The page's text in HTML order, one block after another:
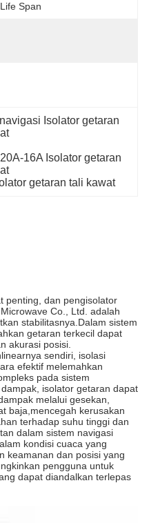
Span
Isolator getaran
16A Isolator getaran
getaran tali kawat
penting, dan pengisolator
Co., Ltd. adalah
stabilitasnya.Dalam sistem
getaran terkecil dapat
akurasi posisi.
sendiri, isolasi
efektif melemahkan
pada sistem
isolator getaran dapat
melalui gesekan,
baja,mencegah kerusakan
terhadap suhu tinggi dan
dalam sistem navigasi
kondisi cuaca yang
keamanan dan posisi yang
pengguna untuk
dapat diandalkan terlepas